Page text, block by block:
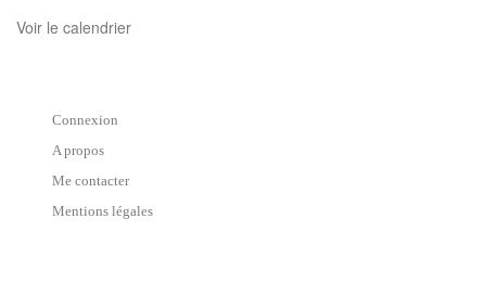
Voir le calendrier
Connexion
A propos
Me contacter
Mentions légales